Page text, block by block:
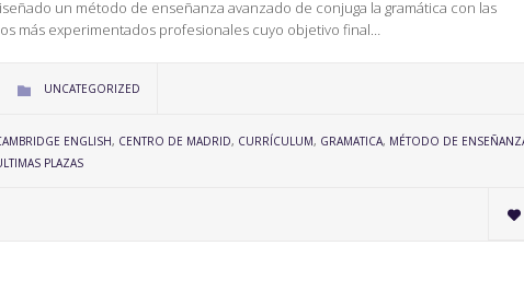
un método de enseñanza avanzado de conjuga la gramática con las
más experimentados profesionales cuyo objetivo final…
 CATEGORY
UNCATEGORIZED
ENGLISH, CENTRO DE MADRID, CURRÍCULUM, GRAMATICA, MÉTODO DE
PLAZAS
